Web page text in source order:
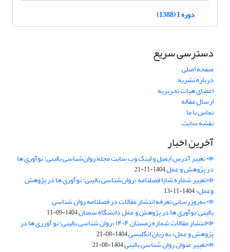
دوره 1 (1388)
دسترسی سریع
صفحه اصلی
درباره نشریه
اعضای هیات تحریریه
ارسال مقاله
تماس با ما
نقشه سایت
آخرین اخبار
📣 تغییر آدرس ایمیل و لینک وب‌ سایت مجله روان‌شناسی بالینی: نوآوری ها
در پژوهش و عمل1404-11-21
📣تغییر شماره شاپا فصلنامه «روان‌شناسی بالینی: نوآوری ها در پژوهش
وعمل»1404-11-13
📣 به‌روزرسانی تعرفه انتشار مقالات در فصلنامه روان شناسی
بالینی:نوآوری ها در پژوهش و عمل دانشگاه سمنان1404-09-11
📣انتشار مقالات شماره زمستان ۱۴۰۴ «روان شناسی بالینی: نو آورری ها در
پژوهش و عمل» به زبان انگلیسی1404-08-21
📣تغییر عنوان روان شناسی بالینی1404-08-21